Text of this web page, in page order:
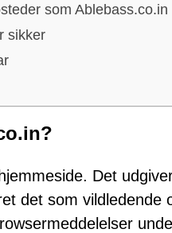
som Ablebass.co.in
sikker
Det
det som